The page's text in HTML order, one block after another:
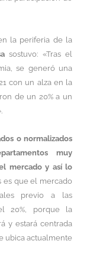
la periferia de la
sostuvo: «Tras el
se generó una
con un alza en la
de un 20% a un
o normalizados
muy
mercado y así lo
es que el mercado
previo a las
20%, porque la
y estará centrada
ubica actualmente